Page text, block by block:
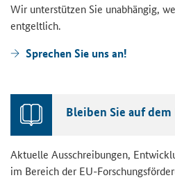
Wir un­ter­stüt­zen Sie un­ab­hän­gig,
ent­gelt­lich.
Spre­chen Sie uns an!
Blei­ben Sie auf
Ak­tu­el­le Aus­schrei­bun­gen,
im Be­reich der EU-​